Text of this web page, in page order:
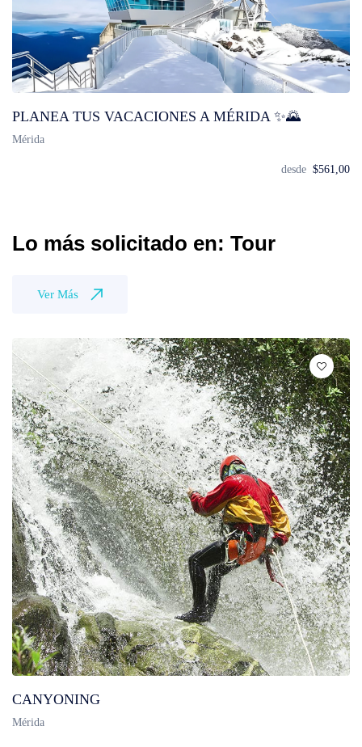
PLANEA TUS VACACIONES A MÉRIDA ✨🌄
Mérida
desde $561,00
Lo más solicitado en: Tour
Ver Más
CANYONING
Mérida